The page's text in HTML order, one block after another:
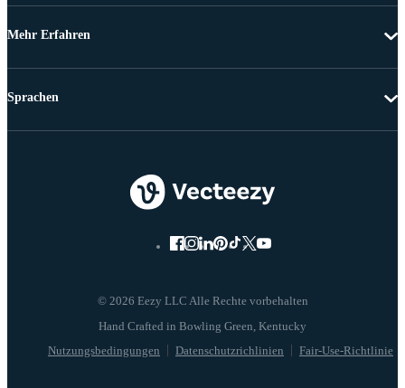
Mehr Erfahren
© 2026 Eezy LLC Alle Rechte vorbehalten
Nutzungsbedingungen Datenschutzrichlinien Fair-Use-Richtlinie
Sprachen